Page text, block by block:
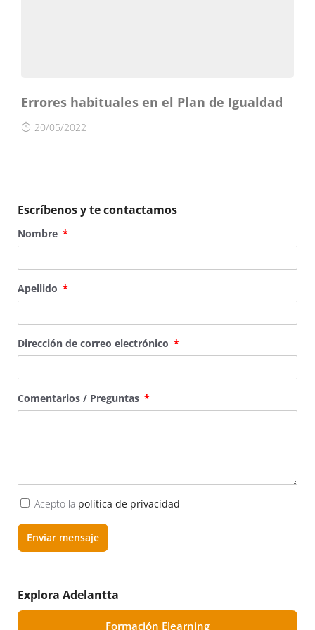
Errores habituales en el Plan de Igualdad
20/05/2022
Escríbenos y te contactamos
Nombre
Apellido
Dirección de correo electrónico
Comentarios / Preguntas
Acepto la política de privacidad
Enviar mensaje
Explora Adelantta
Formación Elearning